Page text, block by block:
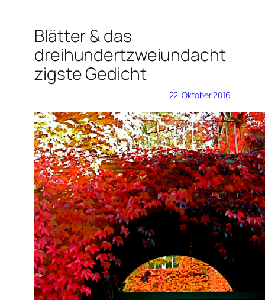
Blätter & das
dreihundertzweiundacht
zigste Gedicht
22. Oktober 2016